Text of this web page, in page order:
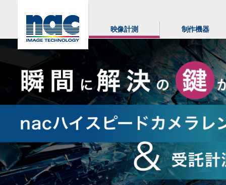
映像計測 制作機器